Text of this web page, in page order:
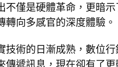
不僅是硬體革命，更暗
轉向多感官的深度體驗。
技術的日漸成熟，數位
傳遞訊息，現在卻有了